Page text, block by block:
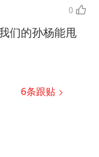
0
们的孙杨能甩
6条跟贴